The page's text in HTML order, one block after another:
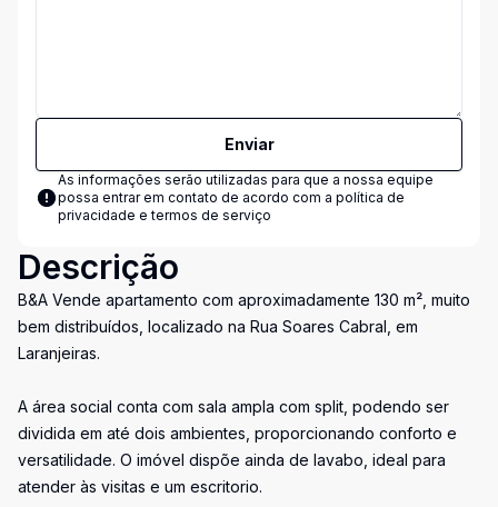
Enviar
As informações serão utilizadas para que a nossa equipe
possa entrar em contato de acordo com a política de
privacidade e termos de serviço
Descrição
B&A Vende apartamento com aproximadamente 130 m², muito
bem distribuídos, localizado na Rua Soares Cabral, em
Laranjeiras.
A área social conta com sala ampla com split, podendo ser
dividida em até dois ambientes, proporcionando conforto e
versatilidade. O imóvel dispõe ainda de lavabo, ideal para
atender às visitas e um escritorio.